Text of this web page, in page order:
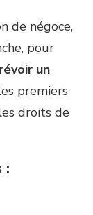
de négoce,
pour
un
premiers
droits de
: